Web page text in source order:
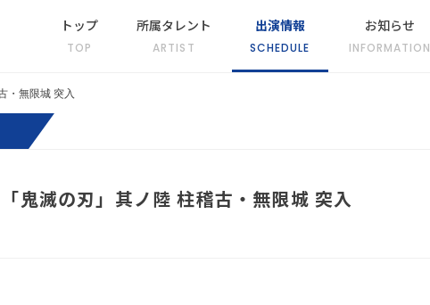
トップ
TOP
所属タレント
ARTIST
出演情報
SCHEDULE
お知らせ
INFORMATION
・無限城 突入
鬼滅の刃」其ノ陸 柱稽古・無限城 突入